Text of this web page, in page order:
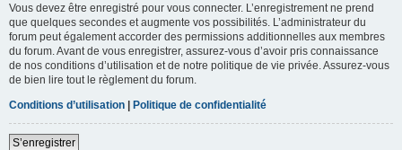
Vous devez être enregistré pour vous connecter. L’enregistrement ne prend
que quelques secondes et augmente vos possibilités. L’administrateur du
forum peut également accorder des permissions additionnelles aux membres
du forum. Avant de vous enregistrer, assurez-vous d’avoir pris connaissance
de nos conditions d’utilisation et de notre politique de vie privée. Assurez-vous
de bien lire tout le règlement du forum.
Conditions d’utilisation | Politique de confidentialité
S’enregistrer